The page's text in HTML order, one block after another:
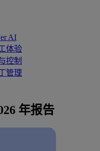
AI
体验
控制
管理
年报告